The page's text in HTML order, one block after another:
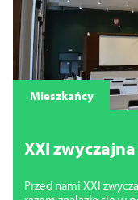
Mieszkańcy
XXI
Przed nami XXI